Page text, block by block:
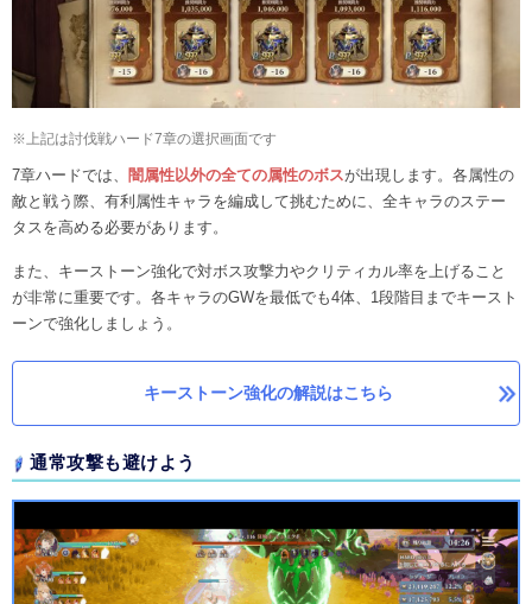
※上記は討伐戦ハード7章の選択画面です
7章ハードでは、 闇属性以外の全ての属性のボスが出現します。各属性の
敵と戦う際、有利属性キャラを編成して挑むために、全キャラのステー
タスを高める必要があります。
また、キーストーン強化で対ボス攻撃力やクリティカル率を上げること
が非常に重要です。各キャラのGWを最低でも4体、1段階目までキースト
ーンで強化しましょう。
キーストーン強化の解説はこちら
通常攻撃も避けよう